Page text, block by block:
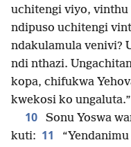
uchitengi viyo,
ndipuso uchitengi
ndakulamula venivi?
ndi nthazi.
kopa, chifukwa
kwekosi ko ungaluta.”
10
Sonu Yoswa
kuti: 11